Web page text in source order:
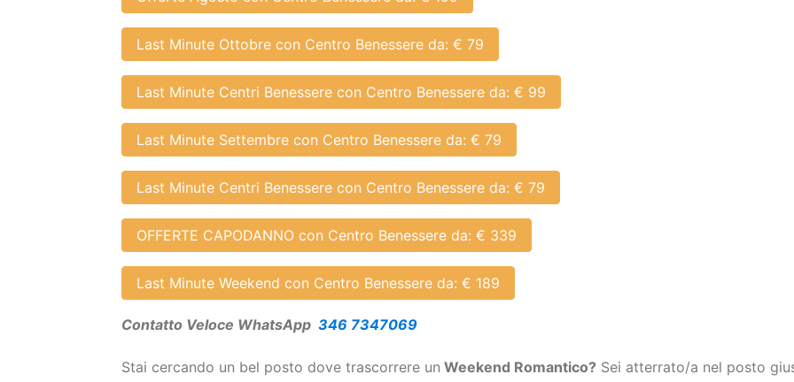
Last Minute Centri Benessere con Centro Benessere da: € 85
Last Minute Weekend con Centro Benessere da: € 180
Offerte Agosto con Centro Benessere da: € 199
Last Minute Ottobre con Centro Benessere da: € 79
Last Minute Centri Benessere con Centro Benessere da: € 99
Last Minute Settembre con Centro Benessere da: € 79
Last Minute Centri Benessere con Centro Benessere da: € 79